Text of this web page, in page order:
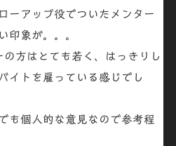
ーアップ役でついたメンター
印象が。。。
方はとても若く、はっきりし
イトを雇っている感じでし
も個人的な意見なので参考程